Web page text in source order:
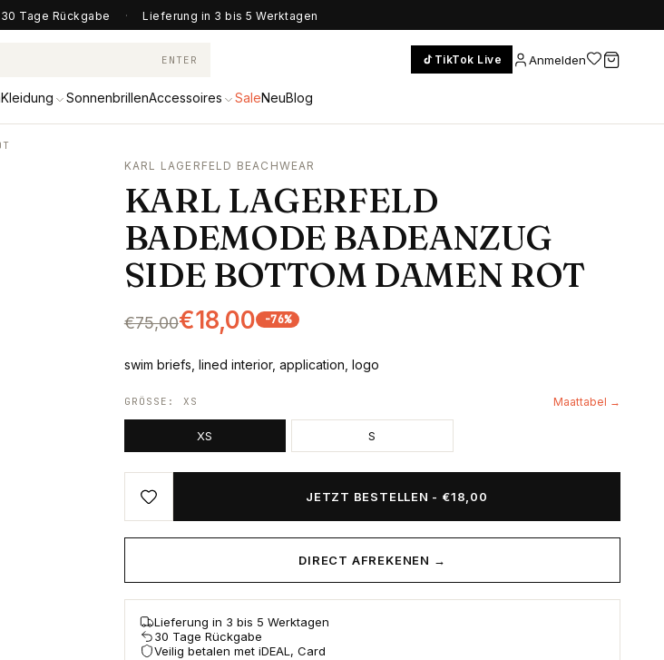
30 Tage Rückgabe · Lieferung in 3 bis 5 Werktagen
ENTER TikTok Live Anmelden
Kleidung SonnenbrillenAccessoires SaleNeuBlog
KARL LAGERFELD BEACHWEAR
KARL LAGERFELD
BADEMODE BADEANZUG
SIDE BOTTOM DAMEN ROT
€75,00€18,00 -76%
swim briefs, lined interior, application, logo
GRÖSSE : XS Maattabel →
XS S
JETZT BESTELLEN - €18,00
DIRECT AFREKENEN →
Lieferung in 3 bis 5 Werktagen
30 Tage Rückgabe
Veilig betalen met iDEAL, Card